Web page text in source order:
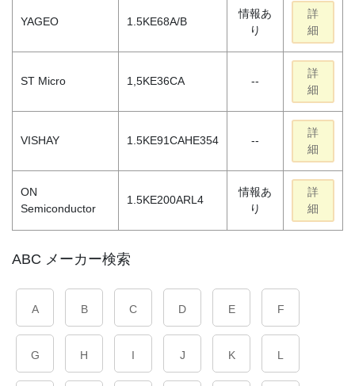
YAGEO 1.5KE68A/B
情報あ
り
詳
細
ST Micro 1,5KE36CA --
詳
細
VISHAY 1.5KE91CAHE354 --
詳
細
ON
Semiconductor
1.5KE200ARL4
情報あ
り
詳
細
ABC メーカー検索
A B C D E F
G H I J K L